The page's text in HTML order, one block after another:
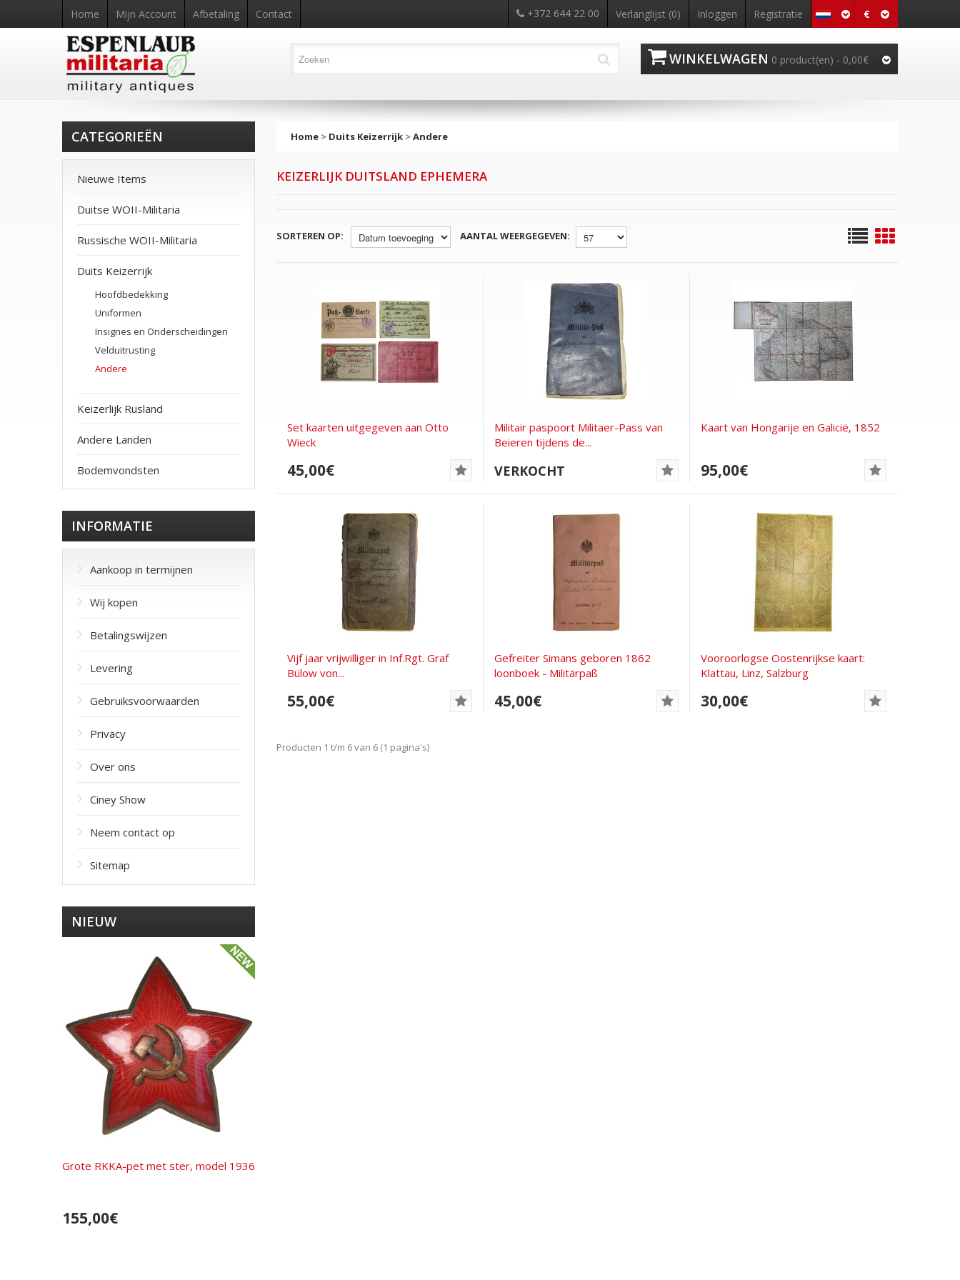
€
Home Mijn Account Afbetaling Contact +372 644 22 00 Verlanglijst (0) Inloggen Registratie
WINKELWAGEN 0 product(en) - 0,00€
Home > Duits Keizerrijk >Andere
KEIZERLIJK DUITSLAND EPHEMERA
SORTEREN OP: AANTAL WEERGEGEVEN:
Set kaarten uitgegeven aan Otto
Wieck
45,00€
Militair paspoort Militaer-Pass van
Beieren tijdens de...
VERKOCHT
Kaart van Hongarije en Galicië, 1852
95,00€
Vijf jaar vrijwilliger in Inf.Rgt. Graf
Bülow von...
55,00€
Gefreiter Simans geboren 1862
loonboek - Militärpaß
45,00€
Vooroorlogse Oostenrijkse kaart:
Klattau, Linz, Salzburg
30,00€
Producten 1 t/m 6 van 6 (1 pagina's)
CATEGORIEËN
Nieuwe Items
Duitse WOII-Militaria
Russische WOII-Militaria
Duits Keizerrijk
Hoofdbedekking
Uniformen
Insignes en Onderscheidingen
Velduitrusting
Andere
Keizerlijk Rusland
Andere Landen
Bodemvondsten
INFORMATIE
Aankoop in termijnen
Wij kopen
Betalingswijzen
Levering
Gebruiksvoorwaarden
Privacy
Over ons
Ciney Show
Neem contact op
Sitemap
NIEUW
Grote RKKA-pet met ster, model 1936
155,00€